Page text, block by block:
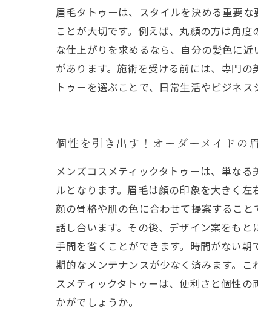
眉毛タトゥーは、スタイルを決める重要
ことが大切です。例えば、丸顔の方は角
な仕上がりを求めるなら、自分の髪色に
があります。施術を受ける前には、専門
トゥーを選ぶことで、日常生活やビジネ
個性を引き出す！オーダーメイドの
メンズコスメティックタトゥーは、単な
ルとなります。眉毛は顔の印象を大きく
顔の骨格や肌の色に合わせて提案するこ
話し合います。その後、デザイン案をも
手間を省くことができます。時間がない
期的なメンテナンスが少なく済みます。
スメティックタトゥーは、便利さと個性
かがでしょうか。